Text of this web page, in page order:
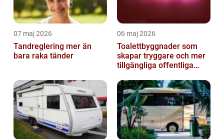
07 maj 2026
Tandreglering mer än
bara raka tänder
06 maj 2026
Toalettbyggnader som
skapar tryggare och mer
tillgängliga offentliga